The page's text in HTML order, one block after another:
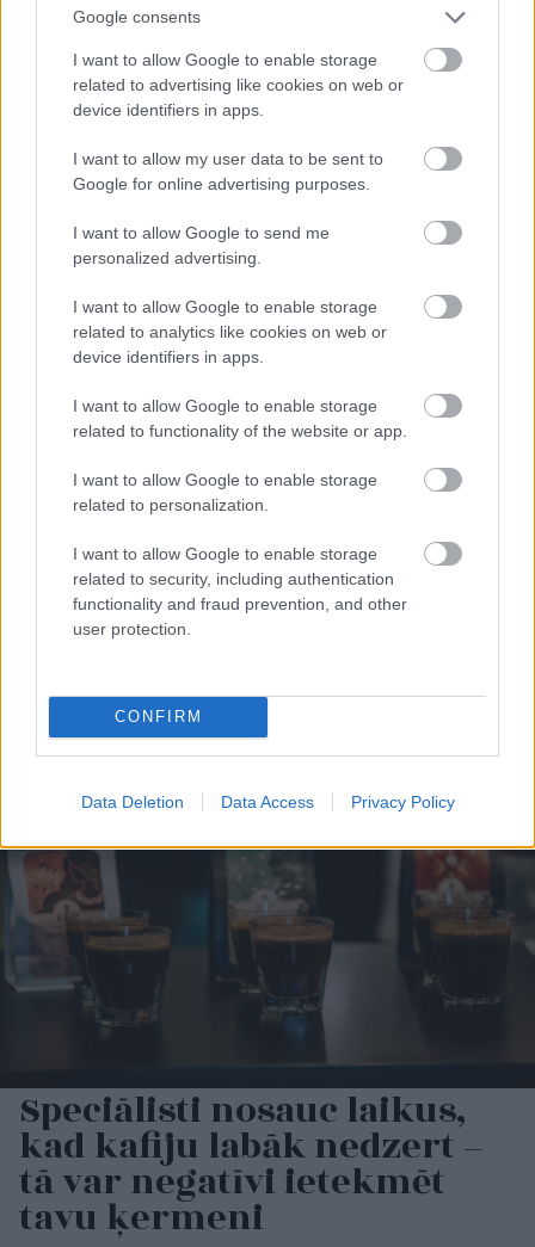
Google consents
I want to allow Google to enable storage
related to advertising like cookies on web or
device identifiers in apps.
I want to allow my user data to be sent to
Google for online advertising purposes.
I want to allow Google to send me
personalized advertising.
I want to allow Google to enable storage
related to analytics like cookies on web or
device identifiers in apps.
I want to allow Google to enable storage
related to functionality of the website or app.
I want to allow Google to enable storage
related to personalization.
I want to allow Google to enable storage
related to security, including authentication
functionality and fraud prevention, and other
user protection.
CONFIRM
Data Deletion Data Access Privacy Policy
Veselības rādītāji, ko pēc 40
gadu vecuma būtu vērts
pārbaudīt vismaz reizi gadā
aukstas rokas
iemesli – viens no tiem
ir ļoti izplatīts
B12 līmenis,
Speciālisti nosauc laikus,
kad kafiju labāk nedzert –
tā var negatīvi ietekmēt
tavu ķermeni
Atcelt Ziņot